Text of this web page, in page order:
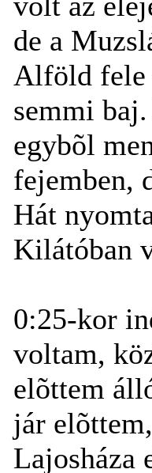
de a
Alföld fele
semmi
egybõl
fejemben,
Hát
Kilátóban
0:25-kor
voltam,
elõttem
jár
Lajosháza